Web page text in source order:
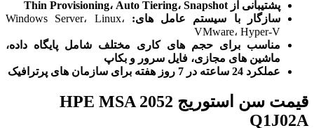
پشتیبانی از Thin Provisioning، Auto Tiering، Snapshot
سازگار با سیستم‌ عامل‌ های:
Windows Server، Linux،
VMware، Hyper-V
مناسب برای حجم‌ های کاری مختلف شامل پایگاه داده،
ماشین‌ های مجازی، فایل سرور و بکاپ
عملکرد 24 ساعته در 7 روز هفته برای سازمان‌ های پرترافیک
قیمت سن استوریج HPE MSA 2052
Q1J02A